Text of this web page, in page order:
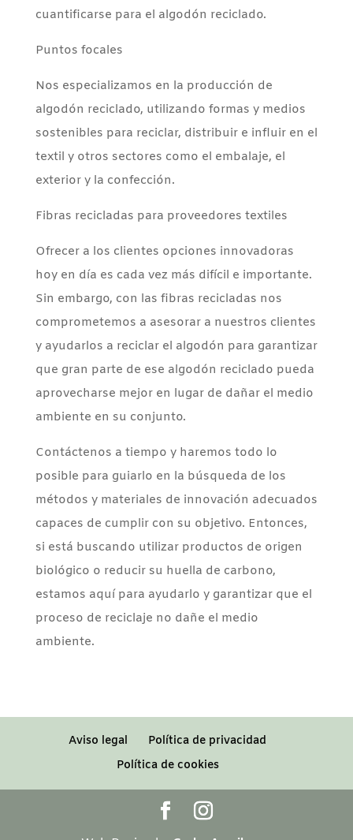
cuantificarse para el algodón reciclado.
Puntos focales
Nos especializamos en la producción de
algodón reciclado, utilizando formas y medios
sostenibles para reciclar, distribuir e influir en el
textil y otros sectores como el embalaje, el
exterior y la confección.
Fibras recicladas para proveedores textiles
Ofrecer a los clientes opciones innovadoras
hoy en día es cada vez más difícil e importante.
Sin embargo, con las fibras recicladas nos
comprometemos a asesorar a nuestros clientes
y ayudarlos a reciclar el algodón para garantizar
que gran parte de ese algodón reciclado pueda
aprovecharse mejor en lugar de dañar el medio
ambiente en su conjunto.
Contáctenos a tiempo y haremos todo lo
posible para guiarlo en la búsqueda de los
métodos y materiales de innovación adecuados
capaces de cumplir con su objetivo. Entonces,
si está buscando utilizar productos de origen
biológico o reducir su huella de carbono,
estamos aquí para ayudarlo y garantizar que el
proceso de reciclaje no dañe el medio
ambiente.
Aviso legal
Política de privacidad
Política de cookies